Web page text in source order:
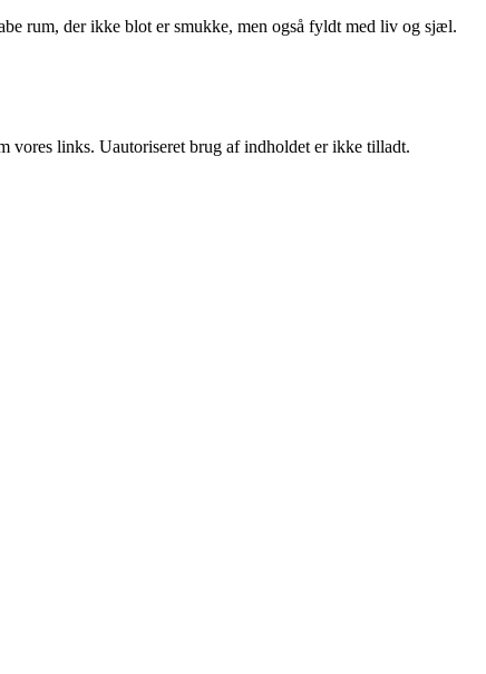
rum, der ikke blot er smukke, men også fyldt med liv og sjæl.
vores links. Uautoriseret brug af indholdet er ikke tilladt.